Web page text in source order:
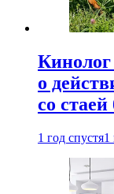
Кинолог
о
со
1 год спустя1